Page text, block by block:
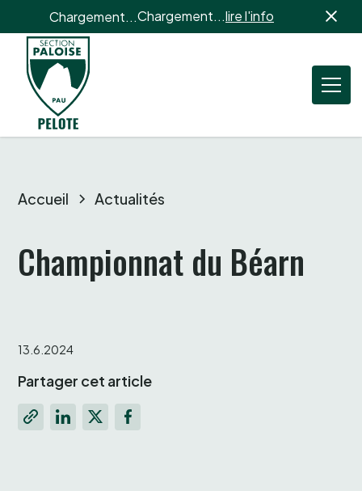
Chargement...Chargement...lire l'info
Accueil Actualités
Championnat du Béarn
13.6.2024
Partager cet article